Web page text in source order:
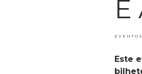
E
EVENTOS
Este